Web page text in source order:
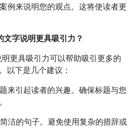
例来说明您的观点。这将使读者更
字说明更具吸引力？
更具吸引力可以帮助吸引更多的
以下是几个建议：
来引起读者的兴趣。确保标题与您
洁的句子。避免使用复杂的措辞或